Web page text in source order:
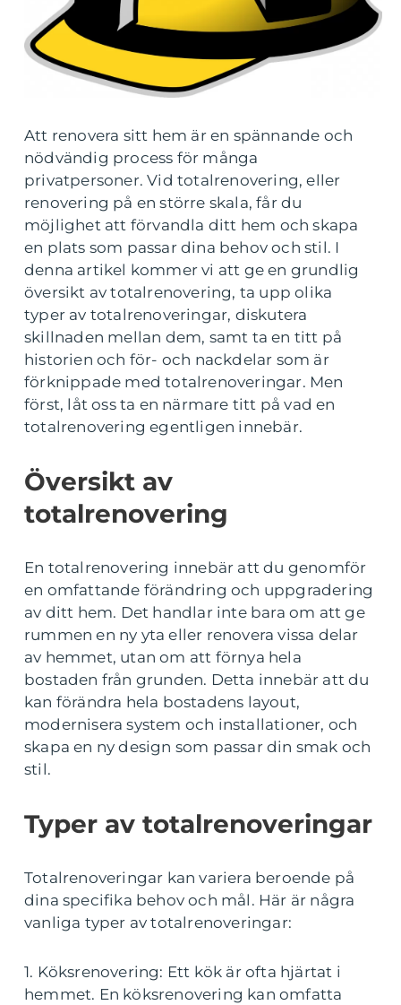
Att renovera sitt hem är en spännande och
nödvändig process för många
privatpersoner. Vid totalrenovering, eller
renovering på en större skala, får du
möjlighet att förvandla ditt hem och skapa
en plats som passar dina behov och stil. I
denna artikel kommer vi att ge en grundlig
översikt av totalrenovering, ta upp olika
typer av totalrenoveringar, diskutera
skillnaden mellan dem, samt ta en titt på
historien och för- och nackdelar som är
förknippade med totalrenoveringar. Men
först, låt oss ta en närmare titt på vad en
totalrenovering egentligen innebär.
Översikt av
totalrenovering
En totalrenovering innebär att du genomför
en omfattande förändring och uppgradering
av ditt hem. Det handlar inte bara om att ge
rummen en ny yta eller renovera vissa delar
av hemmet, utan om att förnya hela
bostaden från grunden. Detta innebär att du
kan förändra hela bostadens layout,
modernisera system och installationer, och
skapa en ny design som passar din smak och
stil.
Typer av totalrenoveringar
Totalrenoveringar kan variera beroende på
dina specifika behov och mål. Här är några
vanliga typer av totalrenoveringar:
1. Köksrenovering: Ett kök är ofta hjärtat i
hemmet. En köksrenovering kan omfatta